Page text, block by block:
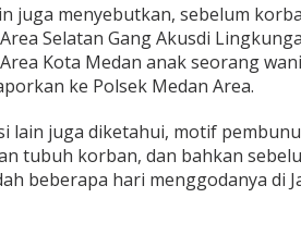
juga menyebutkan, sebelum
Selatan Gang Akusdi
Kota Medan anak seorang
ke Polsek Medan Area.
lain juga diketahui, motif
tubuh korban, dan bahkan
beberapa hari menggodanya di